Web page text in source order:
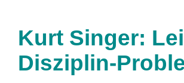
Kurt Singer:
Disziplin-